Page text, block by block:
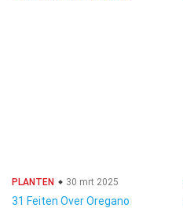
PLANTEN 30 mrt 2025
31 Feiten Over Oregano